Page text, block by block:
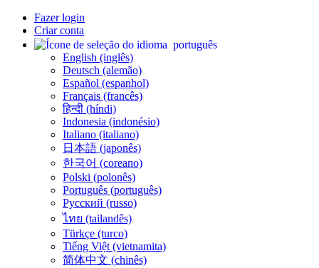
Fazer login
Criar conta
português
English (inglês)
Deutsch (alemão)
Español (espanhol)
Français (francês)
हिन्दी (híndi)
Indonesia (indonésio)
Italiano (italiano)
日本語 (japonês)
한국어 (coreano)
Polski (polonês)
Português (português)
Русский (russo)
ไทย (tailandês)
Türkçe (turco)
Tiếng Việt (vietnamita)
简体中文 (chinês)